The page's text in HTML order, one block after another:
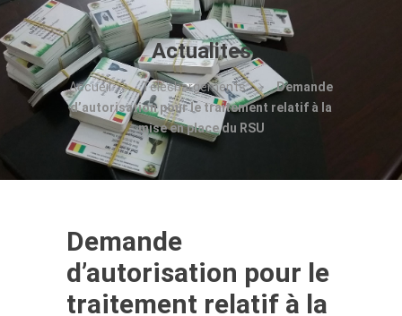
Actualites
Accueil Téléchargements
Demande
d’autorisation pour le traitement relatif à la
mise en place du RSU
Demande
d’autorisation pour le
traitement relatif à la